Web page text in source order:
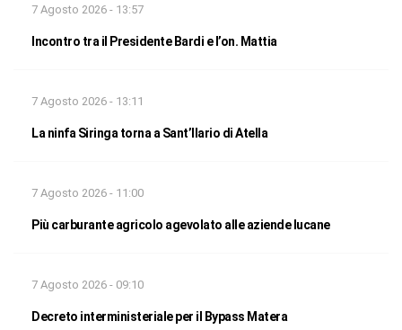
7 Agosto 2026 - 13:57
Incontro tra il Presidente Bardi e l’on. Mattia
7 Agosto 2026 - 13:11
La ninfa Siringa torna a Sant’Ilario di Atella
7 Agosto 2026 - 11:00
Più carburante agricolo agevolato alle aziende lucane
7 Agosto 2026 - 09:10
Decreto interministeriale per il Bypass Matera